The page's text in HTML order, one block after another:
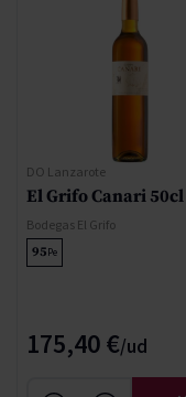
DO Lanzarote
El Grifo Canari 50cl
Bodegas El Grifo
95Pe
175,40 €